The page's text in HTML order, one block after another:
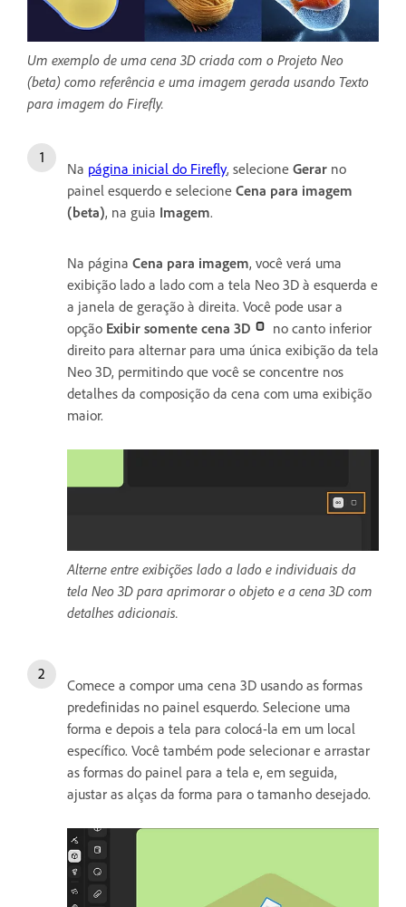
Um exemplo de uma cena 3D criada com o Projeto Neo
(beta) como referência e uma imagem gerada usando Texto
para imagem do Firefly.
Na página inicial do Firefly, selecione Gerar no
painel esquerdo e selecione Cena para imagem
(beta), na guia Imagem.
Na página Cena para imagem, você verá uma
exibição lado a lado com a tela Neo 3D à esquerda e
a janela de geração à direita. Você pode usar a
opção Exibir somente cena 3D
no canto inferior
direito para alternar para uma única exibição da tela
Neo 3D, permitindo que você se concentre nos
detalhes da composição da cena com uma exibição
maior.
Alterne entre exibições lado a lado e individuais da
tela Neo 3D para aprimorar o objeto e a cena 3D com
detalhes adicionais.
Comece a compor uma cena 3D usando as formas
predefinidas no painel esquerdo. Selecione uma
forma e depois a tela para colocá-la em um local
específico. Você também pode selecionar e arrastar
as formas do painel para a tela e, em seguida,
ajustar as alças da forma para o tamanho desejado.